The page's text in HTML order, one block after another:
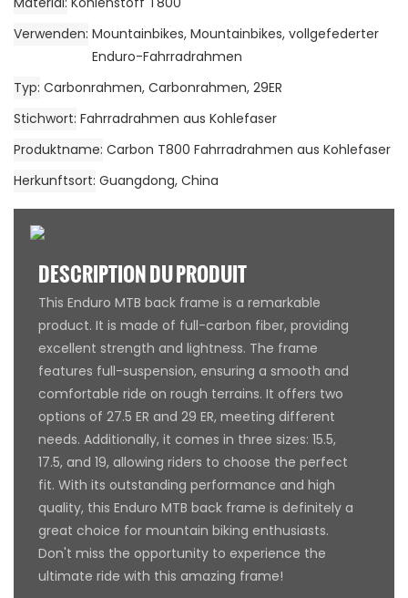
Verwenden Mountainbikes, Mountainbikes, vollgefederter
Enduro-Fahrradrahmen
Typ Carbonrahmen, Carbonrahmen, 29ER
Stichwort Fahrradrahmen aus Kohlefaser
Produktname Carbon T800 Fahrradrahmen aus Kohlefaser
Herkunftsort Guangdong, China
DESCRIPTION DU PRODUIT
This Enduro MTB back frame is a remarkable
product. It is made of full-carbon fiber, providing
excellent strength and lightness. The frame
features full-suspension, ensuring a smooth and
comfortable ride on rough terrains. It offers two
options of 27.5 ER and 29 ER, meeting different
needs. Additionally, it comes in three sizes: 15.5,
17.5, and 19, allowing riders to choose the perfect
fit. With its outstanding performance and high
quality, this Enduro MTB back frame is definitely a
great choice for mountain biking enthusiasts.
Don't miss the opportunity to experience the
ultimate ride with this amazing frame!